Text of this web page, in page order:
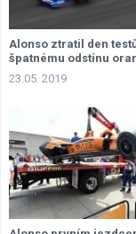
Alonso ztratil den
špatnému odstínu
23.05. 2019